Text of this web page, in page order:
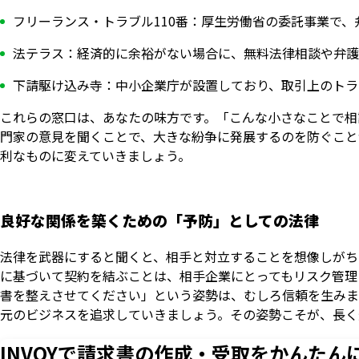
フリーランス・トラブル110番：厚生労働省の委託事業で
法テラス：経済的に余裕がない場合に、無料法律相談や弁
下請駆け込み寺：中小企業庁が設置しており、取引上のト
これらの窓口は、あなたの味方です。「こんな小さなことで
門家の意見を聞くことで、大きな紛争に発展するのを防ぐこ
利なものに変えていきましょう。
良好な関係を築くための「予防」としての法律
法律を武器にすると聞くと、相手と対立することを想像しが
に基づいて契約を結ぶことは、相手企業にとってもリスク管
書を整えさせてください」という姿勢は、むしろ信頼を生み
元のビジネスを追求していきましょう。その姿勢こそが、長
INVOYで請求書の作成・ 受取をかんたん